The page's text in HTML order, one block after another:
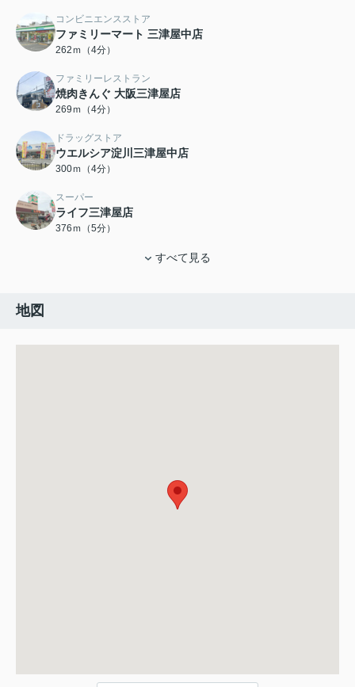
コンビニエンスストア
ファミリーマート 三津屋中店
262ｍ（4分）
ファミリーレストラン
焼肉きんぐ 大阪三津屋店
269ｍ（4分）
ドラッグストア
ウエルシア淀川三津屋中店
300ｍ（4分）
スーパー
ライフ三津屋店
376ｍ（5分）
すべて見る
地図